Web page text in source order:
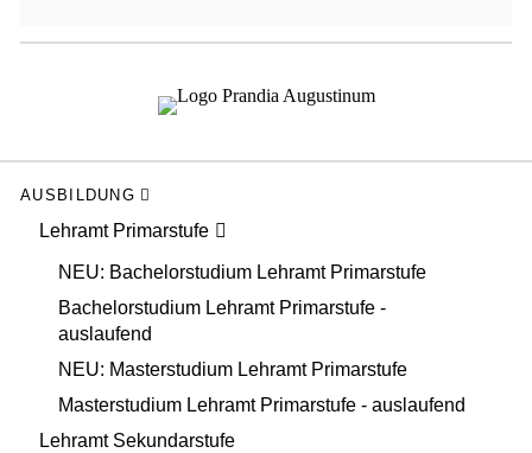
AUSBILDUNG
Lehramt Primarstufe
NEU: Bachelorstudium Lehramt Primarstufe
Bachelorstudium Lehramt Primarstufe -
auslaufend
NEU: Masterstudium Lehramt Primarstufe
Masterstudium Lehramt Primarstufe - auslaufend
Lehramt Sekundarstufe